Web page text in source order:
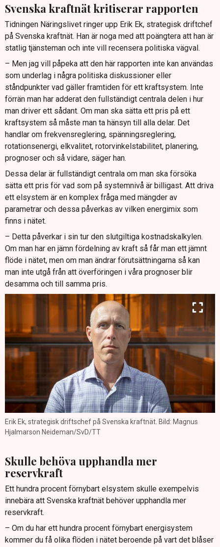
Svenska kraftnät kritiserar rapporten
Tidningen Näringslivet ringer upp Erik Ek, strategisk driftchef
på Svenska kraftnät. Han är noga med att poängtera att han är
statlig tjänsteman och inte vill recensera politiska vägval.
– Men jag vill påpeka att den här rapporten inte kan användas
som underlag i några politiska diskussioner eller
ståndpunkter vad gäller framtiden för ett kraftsystem. Inte
förrän man har adderat den fullständigt centrala delen i hur
man driver ett sådant. Om man ska sätta ett pris på ett
kraftsystem så måste man ta hänsyn till alla delar. Det
handlar om frekvensreglering, spänningsreglering,
rotationsenergi, elkvalitet, rotorvinkelstabilitet, planering,
prognoser och så vidare, säger han.
Dessa delar är fullständigt centrala om man ska försöka
sätta ett pris för vad som på systemnivå är billigast. Att driva
ett elsystem är en komplex fråga med mängder av
parametrar och dessa påverkas av vilken energimix som
finns i nätet.
– Detta påverkar i sin tur den slutgiltiga kostnadskalkylen.
Om man har en jämn fördelning av kraft så får man ett jämnt
flöde i nätet, men om man ändrar förutsättningarna så kan
man inte utgå från att överföringen i våra prognoser blir
desamma och till samma pris.
Erik Ek, strategisk driftschef på Svenska kraftnät. Bild: Magnus
Hjalmarson Neideman/SvD/TT
Skulle behöva upphandla mer
reservkraft
Ett hundra procent förnybart elsystem skulle exempelvis
innebära att Svenska kraftnät behöver upphandla mer
reservkraft.
– Om du har ett hundra procent förnybart energisystem
kommer du få olika flöden i nätet beroende på vart det blåser